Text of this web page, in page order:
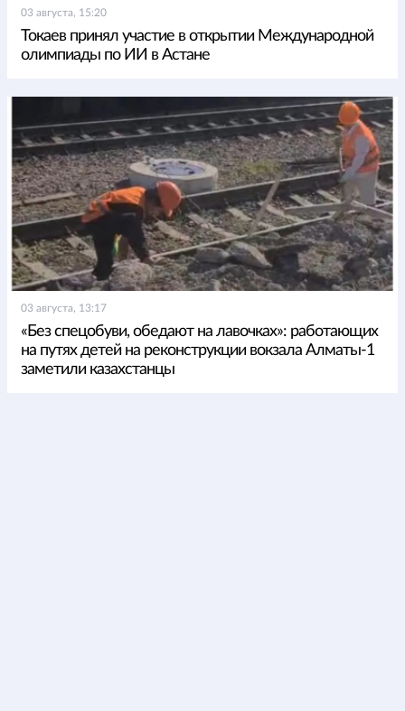
03 августа, 15:20
Токаев принял участие в открытии Международной
олимпиады по ИИ в Астане
03 августа, 13:17
«Без спецобуви, обедают на лавочках»: работающих
на путях детей на реконструкции вокзала Алматы-1
заметили казахстанцы